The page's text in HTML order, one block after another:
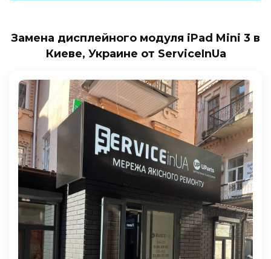
Замена дисплейного модуля iPad Mini 3 в
Киеве, Украине от ServiceInUa